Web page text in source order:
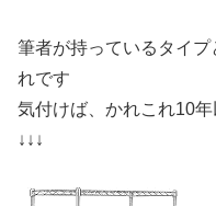
筆者が持っているタイ
れです
気付けば、かれこれ10
↓↓↓